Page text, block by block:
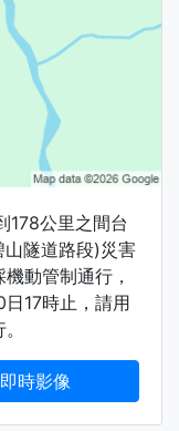
178公里之間台
隧道路段)災害
動管制通行，
17時止，請用
即時影像